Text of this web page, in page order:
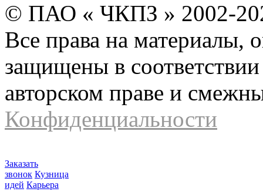
© ПАО « ЧКПЗ » 2002-
Все права на материалы,
защищены в соответствии
авторском праве и
Конфиденциальности
Заказать
звонок Кузница
идей Карьера